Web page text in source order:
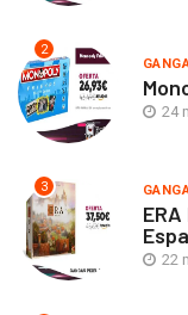
2
24
3
22